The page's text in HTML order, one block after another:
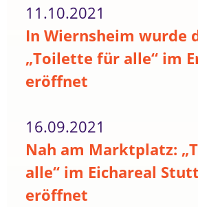
11.10.2021
In Wiernsheim wurde
„Toilette für alle“ im
eröffnet
16.09.2021
Nah am Marktplatz:
alle“ im Eichareal
eröffnet